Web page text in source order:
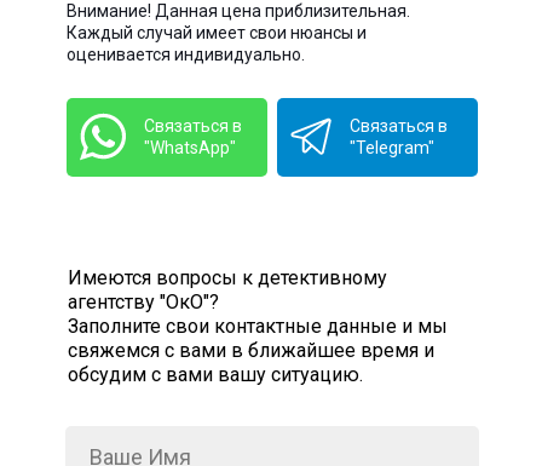
Связаться в
"WhatsApp"
Связаться в
"Telegram"
Внимание! Данная цена приблизительная.
Каждый случай имеет свои нюансы и
оценивается индивидуально.
Имеются вопросы к детективному
агентству "ОкО"?
Заполните свои контактные данные и мы
свяжемся с вами в ближайшее время и
обсудим с вами вашу ситуацию.